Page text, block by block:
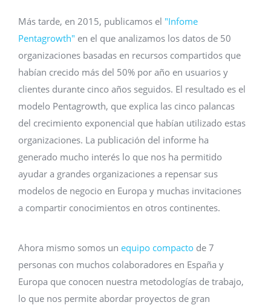
Más tarde, en 2015, publicamos el "Infome
Pentagrowth" en el que analizamos los datos de 50
organizaciones basadas en recursos compartidos que
habían crecido más del 50% por año en usuarios y
clientes durante cinco años seguidos. El resultado es el
modelo Pentagrowth, que explica las cinco palancas
del crecimiento exponencial que habían utilizado estas
organizaciones. La publicación del informe ha
generado mucho interés lo que nos ha permitido
ayudar a grandes organizaciones a repensar sus
modelos de negocio en Europa y muchas invitaciones
a compartir conocimientos en otros continentes.
Ahora mismo somos un equipo compacto de 7
personas con muchos colaboradores en España y
Europa que conocen nuestra metodologías de trabajo,
lo que nos permite abordar proyectos de gran